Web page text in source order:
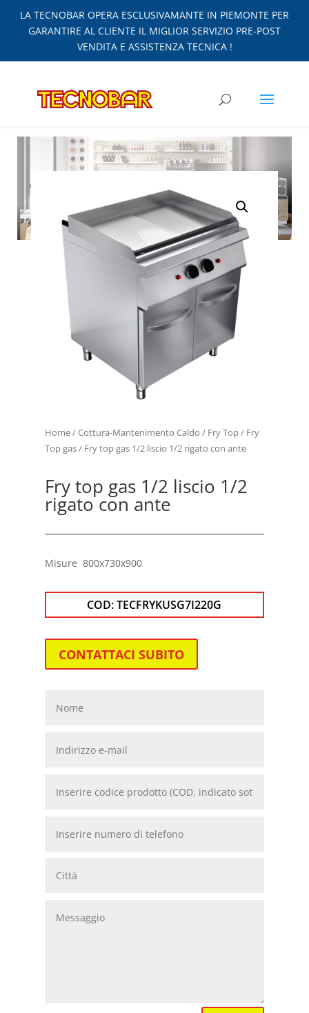
LA TECNOBAR OPERA ESCLUSIVAMANTE IN PIEMONTE PER
GARANTIRE AL CLIENTE IL MIGLIOR SERVIZIO PRE-POST
VENDITA E ASSISTENZA TECNICA !
Home/Cottura-Mantenimento Caldo / Fry Top/ Fry
Top gas/ Fry top gas 1/2 liscio 1/2 rigato con ante
Fry top gas 1/2 liscio 1/2
rigato con ante
Misure 800x730x900
COD:TECFRYKUSG7I220G
CONTATTACI SUBITO